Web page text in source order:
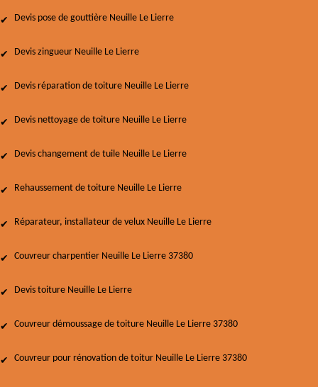
Devis pose de gouttière Neuille Le Lierre
Devis zingueur Neuille Le Lierre
Devis réparation de toiture Neuille Le Lierre
Devis nettoyage de toiture Neuille Le Lierre
Devis changement de tuile Neuille Le Lierre
Rehaussement de toiture Neuille Le Lierre
Réparateur, installateur de velux Neuille Le Lierre
Couvreur charpentier Neuille Le Lierre 37380
Devis toiture Neuille Le Lierre
Couvreur démoussage de toiture Neuille Le Lierre 37380
Couvreur pour rénovation de toitur Neuille Le Lierre 37380